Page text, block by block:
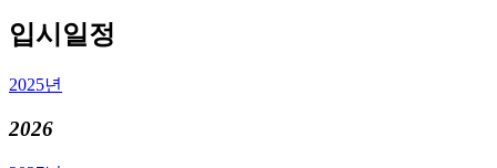
입시일정
2025년
2026